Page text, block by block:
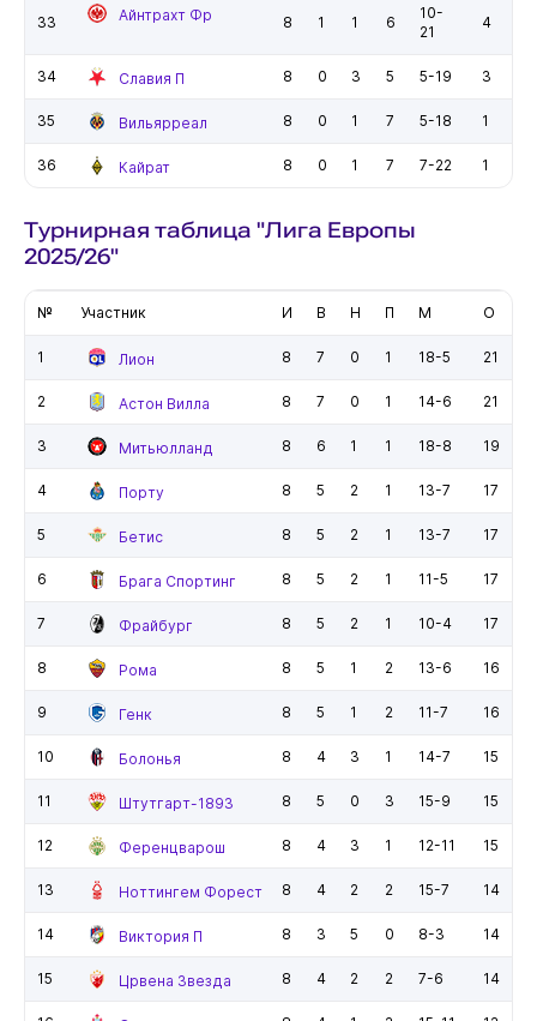
33 Айнтрахт Фр 8 1 1 6
10-
21
4
34 Славия П 8 0 3 5 5-19 3
35 Вильярреал 8 0 1 7 5-18 1
36 Кайрат 8 0 1 7 7-22 1
Турнирная таблица "Лига Европы
2025/26"
№ Участник И В Н П М О
1 Лион 8 7 0 1 18-5 21
2 Астон Вилла 8 7 0 1 14-6 21
3 Митьюлланд 8 6 1 1 18-8 19
4 Порту 8 5 2 1 13-7 17
5 Бетис 8 5 2 1 13-7 17
6 Брага Спортинг 8 5 2 1 11-5 17
7 Фрайбург 8 5 2 1 10-4 17
8 Рома 8 5 1 2 13-6 16
9 Генк 8 5 1 2 11-7 16
10 Болонья 8 4 3 1 14-7 15
11 Штутгарт-1893 8 5 0 3 15-9 15
12 Ференцварош 8 4 3 1 12-11 15
13 Ноттингем Форест 8 4 2 2 15-7 14
14 Виктория П 8 3 5 0 8-3 14
15 Црвена Звезда 8 4 2 2 7-6 14